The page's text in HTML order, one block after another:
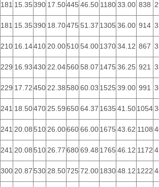
181 15.35390 17.50445 46.50 1180 33.00 838
181 15.35390 18.70475 51.37 1305 36.00 914
210 16.14410 20.00510 54.00 1370 34.12 867
229 16.93 430 22.04560 58.07 1475 36.25 921
229 17.72 450 22.38 580 60.03 1525 39.00 991
241 18.50470 25.59 650 64.37 1635 41.50 1054
241 20.08 510 26.00660 66.00 1675 43.62 1108
241 20.08 510 26.77 680 69.48 1765 46.12 1172
300 20.87 530 28.50725 72.00 1830 48.12 1222